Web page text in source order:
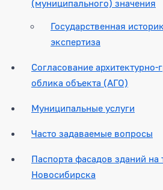
(муниципального) значения
Государственная
экспертиза
Согласование архитектурно-
облика объекта (АГО)
Муниципальные услуги
Часто задаваемые вопросы
Паспорта фасадов зданий на
Новосибирска